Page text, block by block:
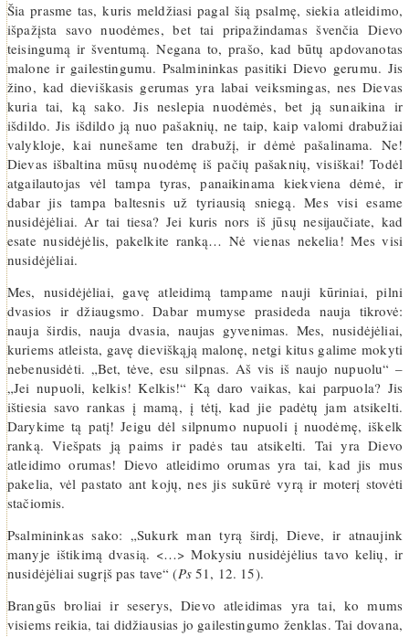
Šia prasme tas, kuris meldžiasi pagal šią psalmę, siekia atleidimo,
išpažįsta savo nuodėmes, bet tai pripažindamas švenčia Dievo
teisingumą ir šventumą. Negana to, prašo, kad būtų apdovanotas
malone ir gailestingumu. Psalmininkas pasitiki Dievo gerumu. Jis
žino, kad dieviškasis gerumas yra labai veiksmingas, nes Dievas
kuria tai, ką sako. Jis neslepia nuodėmės, bet ją sunaikina ir
išdildo. Jis išdildo ją nuo pašaknių, ne taip, kaip valomi drabužiai
valykloje, kai nunešame ten drabužį, ir dėmė pašalinama. Ne!
Dievas išbaltina mūsų nuodėmę iš pačių pašaknių, visiškai! Todėl
atgailautojas vėl tampa tyras, panaikinama kiekviena dėmė, ir
dabar jis tampa baltesnis už tyriausią sniegą. Mes visi esame
nusidėjėliai. Ar tai tiesa? Jei kuris nors iš jūsų nesijaučiate, kad
esate nusidėjėlis, pakelkite ranką… Nė vienas nekelia! Mes visi
nusidėjėliai.
Mes, nusidėjėliai, gavę atleidimą tampame nauji kūriniai, pilni
dvasios ir džiaugsmo. Dabar mumyse prasideda nauja tikrovė:
nauja širdis, nauja dvasia, naujas gyvenimas. Mes, nusidėjėliai,
kuriems atleista, gavę dieviškąją malonę, netgi kitus galime mokyti
nebenusidėti. „Bet, tėve, esu silpnas. Aš vis iš naujo nupuolu“ –
„Jei nupuoli, kelkis! Kelkis!“ Ką daro vaikas, kai parpuola? Jis
ištiesia savo rankas į mamą, į tėtį, kad jie padėtų jam atsikelti.
Darykime tą patį! Jeigu dėl silpnumo nupuoli į nuodėmę, iškelk
ranką. Viešpats ją paims ir padės tau atsikelti. Tai yra Dievo
atleidimo orumas! Dievo atleidimo orumas yra tai, kad jis mus
pakelia, vėl pastato ant kojų, nes jis sukūrė vyrą ir moterį stovėti
stačiomis.
Psalmininkas sako: „Sukurk man tyrą širdį, Dieve, ir atnaujink
manyje ištikimą dvasią. <…> Mokysiu nusidėjėlius tavo kelių, ir
nusidėjėliai sugrįš pas tave“ (Ps51, 12. 15).
Brangūs broliai ir seserys, Dievo atleidimas yra tai, ko mums
visiems reikia, tai didžiausias jo gailestingumo ženklas. Tai dovana,